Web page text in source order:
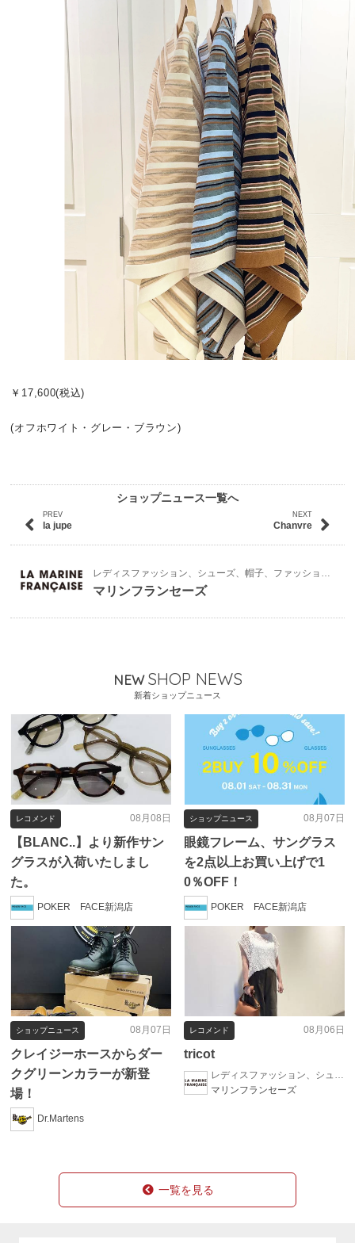
￥17,600(税込)
(オフホワイト・グレー・ブラウン)
ショップニュース一覧へ
PREV
la jupe
NEXT
Chanvre
レディスファッション、シューズ、帽子、ファッション雑貨
マリンフランセーズ
NEW SHOP NEWS
新着ショップニュース
08月08日
レコメンド
【BLANC..】より新作サン
グラスが入荷いたしまし
た。
POKER FACE新潟店
08月07日
ショップニュース
眼鏡フレーム、サングラス
を2点以上お買い上げで1
0％OFF！
POKER FACE新潟店
08月07日
ショップニュース
クレイジーホースからダー
クグリーンカラーが新登
場！
Dr.Martens
08月06日
レコメンド
tricot
レディスファッション、シューズ、帽子、ファッション雑貨
マリンフランセーズ
一覧を見る